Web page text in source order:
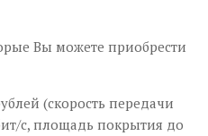
Вы можете приобрести
(скорость передачи
с, площадь покрытия до